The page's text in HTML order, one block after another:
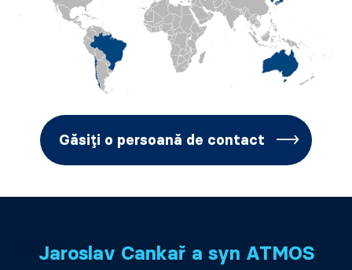
Găsiți o persoană de contact
Jaroslav Cankař a syn ATMOS